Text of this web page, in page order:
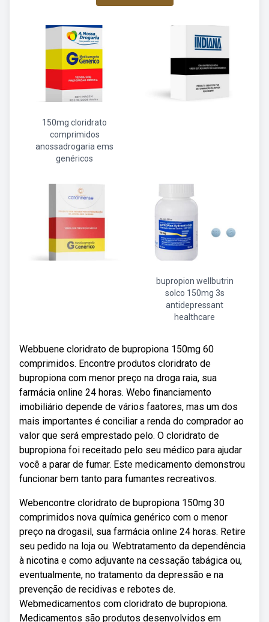
150mg cloridrato
comprimidos
anossadrogaria ems
genéricos
bupropion wellbutrin
solco 150mg 3s
antidepressant
healthcare
Webbuene cloridrato de bupropiona 150mg 60
comprimidos. Encontre produtos cloridrato de
bupropiona com menor preço na droga raia, sua
farmácia online 24 horas. Webo financiamento
imobiliário depende de vários faatores, mas um dos
mais importantes é conciliar a renda do comprador ao
valor que será emprestado pelo. O cloridrato de
bupropiona foi receitado pelo seu médico para ajudar
você a parar de fumar. Este medicamento demonstrou
funcionar bem tanto para fumantes recreativos.
Webencontre cloridrato de bupropiona 150mg 30
comprimidos nova química genérico com o menor
preço na drogasil, sua farmácia online 24 horas. Retire
seu pedido na loja ou. Webtratamento da dependência
à nicotina e como adjuvante na cessação tabágica ou,
eventualmente, no tratamento da depressão e na
prevenção de recidivas e rebotes de.
Webmedicamentos com cloridrato de bupropiona.
Medicamentos são produtos desenvolvidos em